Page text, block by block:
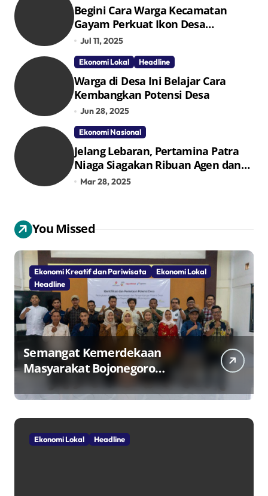
Begini Cara Warga Kecamatan
Gayam Perkuat Ikon Desa
Penggerak Ekonomi Lokal Melalui
Jul 11, 2025
Ekonomi Lokal Headline
Warga di Desa Ini Belajar Cara
Kembangkan Potensi Desa
Jun 28, 2025
Ekonomi Nasional
Jelang Lebaran, Pertamina Patra
Niaga Siagakan Ribuan Agen dan
Pangkalan LPG 3 Kg
Mar 28, 2025
You Missed
Ekonomi Kreatif dan Pariwisata
Ekonomi Lokal
Headline
Semangat Kemerdekaan
Masyarakat Bojonegoro
Bangun Desa Mandiri Ekonomi
Ekonomi Lokal Headline